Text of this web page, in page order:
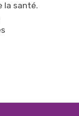
la santé.